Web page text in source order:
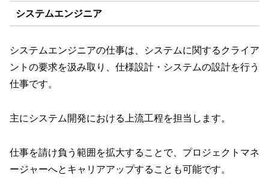
システムエンジニア
システムエンジニアの仕事は、システムに関するクライア
ントの要求を汲み取り、仕様設計・システムの設計を行う
仕事です。
主にシステム開発における上流工程を担当します。
仕事を請け負う範囲を拡大することで、プロジェクトマネ
ージャーへとキャリアアップすることも可能です。